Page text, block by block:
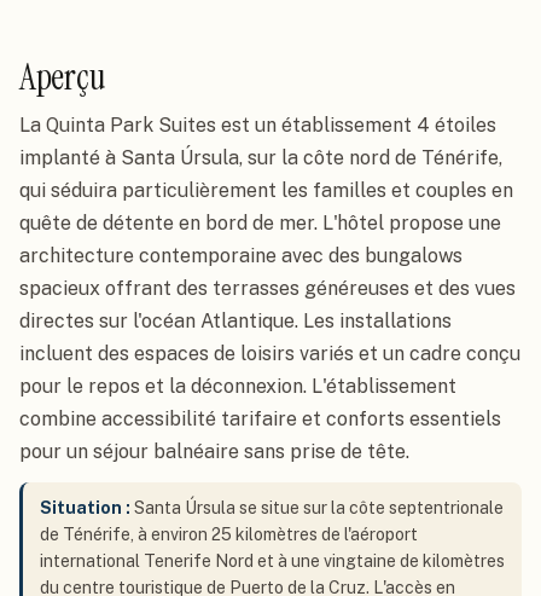
Aperçu
La Quinta Park Suites est un établissement 4 étoiles
implanté à Santa Úrsula, sur la côte nord de Ténérife,
qui séduira particulièrement les familles et couples en
quête de détente en bord de mer. L'hôtel propose une
architecture contemporaine avec des bungalows
spacieux offrant des terrasses généreuses et des vues
directes sur l'océan Atlantique. Les installations
incluent des espaces de loisirs variés et un cadre conçu
pour le repos et la déconnexion. L'établissement
combine accessibilité tarifaire et conforts essentiels
pour un séjour balnéaire sans prise de tête.
Situation : Santa Úrsula se situe sur la côte septentrionale
de Ténérife, à environ 25 kilomètres de l'aéroport
international Tenerife Nord et à une vingtaine de kilomètres
du centre touristique de Puerto de la Cruz. L'accès en